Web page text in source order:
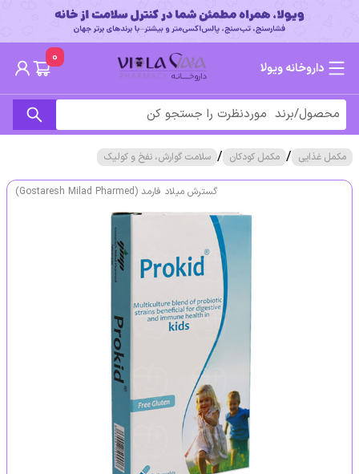
داروخانه ویولا
0
مکمل غذایی / مکمل کودکان / سلامت گوارش، نفخ و کولیک
گسترش میلاد فارمد (Gostaresh Milad Pharmed)